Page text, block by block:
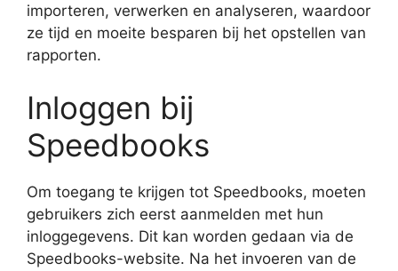
importeren, verwerken en analyseren, waardoor
ze tijd en moeite besparen bij het opstellen van
rapporten.
Inloggen bij
Speedbooks
Om toegang te krijgen tot Speedbooks, moeten
gebruikers zich eerst aanmelden met hun
inloggegevens. Dit kan worden gedaan via de
Speedbooks-website. Na het invoeren van de